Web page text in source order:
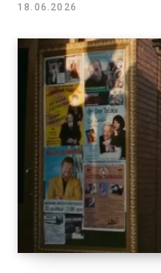
18.06.2026